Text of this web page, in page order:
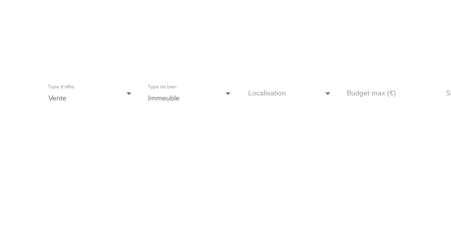
Vente
Type d'offre
Immeuble
Type de bien
Localisation Budget max (€)